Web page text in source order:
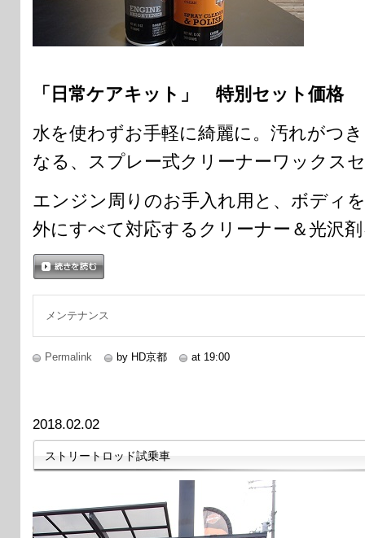
「日常ケアキット」 特別セット価格
水を使わずお手軽に綺麗に。汚れがつ
なる、スプレー式クリーナーワックス
エンジン周りのお手入れ用と、ボディ
外にすべて対応するクリーナー＆光沢
メンテナンス
Permalink by HD京都 at 19:00
2018.02.02
ストリートロッド試乗車